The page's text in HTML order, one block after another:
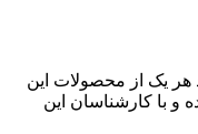
یک از محصولات این
و با کارشناسان این